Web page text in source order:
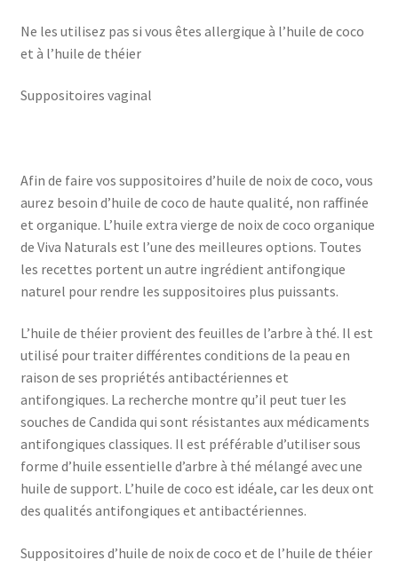
Ne les utilisez pas si vous êtes allergique à l’huile de coco
et à l’huile de théier
Suppositoires vaginal
Afin de faire vos suppositoires d’huile de noix de coco, vous
aurez besoin d’huile de coco de haute qualité, non raffinée
et organique. L’huile extra vierge de noix de coco organique
de Viva Naturals est l’une des meilleures options. Toutes
les recettes portent un autre ingrédient antifongique
naturel pour rendre les suppositoires plus puissants.
L’huile de théier provient des feuilles de l’arbre à thé. Il est
utilisé pour traiter différentes conditions de la peau en
raison de ses propriétés antibactériennes et
antifongiques. La recherche montre qu’il peut tuer les
souches de Candida qui sont résistantes aux médicaments
antifongiques classiques. Il est préférable d’utiliser sous
forme d’huile essentielle d’arbre à thé mélangé avec une
huile de support. L’huile de coco est idéale, car les deux ont
des qualités antifongiques et antibactériennes.
Suppositoires d’huile de noix de coco et de l’huile de théier